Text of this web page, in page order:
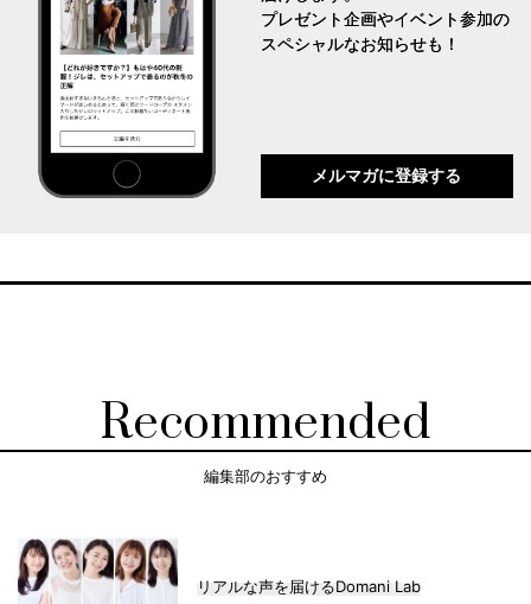
プレゼント企画やイベント参加の
スペシャルなお知らせも！
メルマガに登録する
Recommended
編集部のおすすめ
リアルな声を届けるDomani Lab